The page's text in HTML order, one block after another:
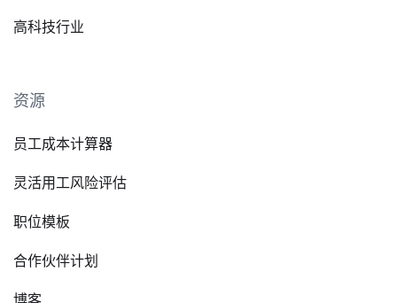
高科技行业
资源
员工成本计算器
灵活用工风险评估
职位模板
合作伙伴计划
博客